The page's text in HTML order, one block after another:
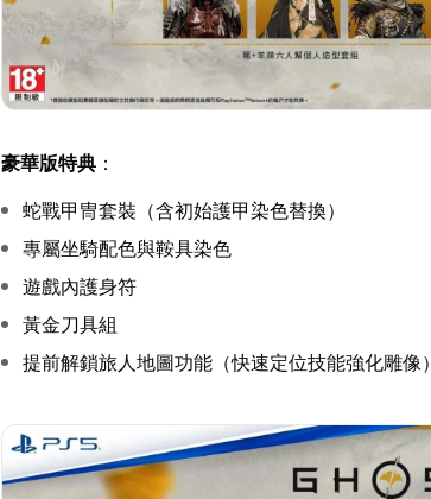
豪華版特典 ：
蛇戰甲冑套裝（含初始護甲染色替換）
專屬坐騎配色與鞍具染色
遊戲內護身符
黃金刀具組
提前解鎖旅人地圖功能（快速定位技能強化雕像）